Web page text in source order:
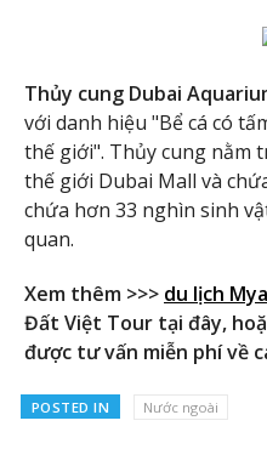
Thủy cung Dubai
với danh hiệu "Bể cá có
thế giới". Thủy cung nằm
thế giới Dubai Mall và
chứa hơn 33 nghìn sinh
quan.
Xem thêm >>> du lịch
Đất Việt Tour tại đây,
được tư vấn miễn phí về
POSTED IN Nước ngoài